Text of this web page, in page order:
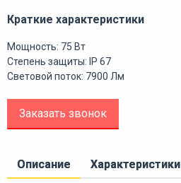
Краткие характеристики
Мощность: 75 Вт
Степень защиты: IP 67
Световой поток: 7900 Лм
Заказать звонок
Описание Характеристики